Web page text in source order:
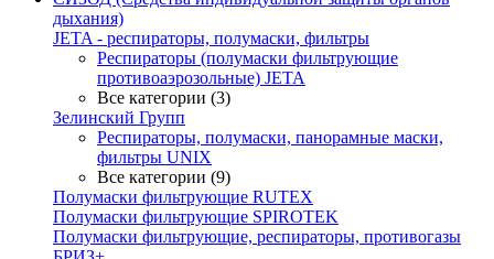
дыхания)
JETA - респираторы, полумаски, фильтры
Респираторы (полумаски фильтрующие
противоаэрозольные) JETA
Все категории (3)
Зелинский Групп
Респираторы, полумаски, панорамные маски,
фильтры UNIX
Все категории (9)
Полумаски фильтрующие RUTEX
Полумаски фильтрующие SPIROTEK
Полумаски фильтрующие, респираторы, противогазы